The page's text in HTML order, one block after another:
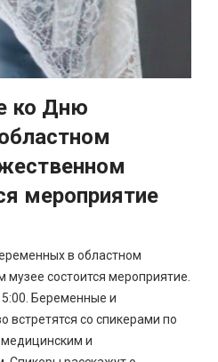
ко Дню
мероприятие
в областном
состоится мероприятие.
Беременные и
со спикерами по
и